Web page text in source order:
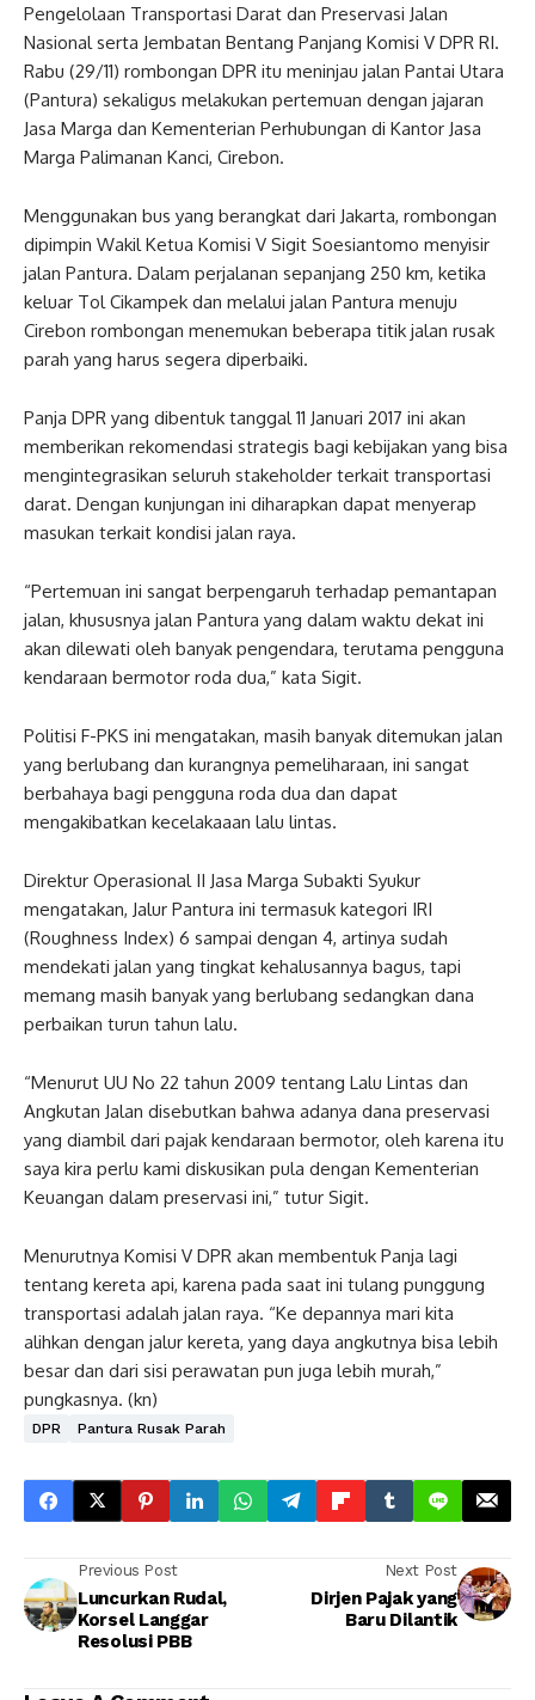
Pengelolaan Transportasi Darat dan Preservasi Jalan
Nasional serta Jembatan Bentang Panjang Komisi V DPR RI.
Rabu (29/11) rombongan DPR itu meninjau jalan Pantai Utara
(Pantura) sekaligus melakukan pertemuan dengan jajaran
Jasa Marga dan Kementerian Perhubungan di Kantor Jasa
Marga Palimanan Kanci, Cirebon.
Menggunakan bus yang berangkat dari Jakarta, rombongan
dipimpin Wakil Ketua Komisi V Sigit Soesiantomo menyisir
jalan Pantura. Dalam perjalanan sepanjang 250 km, ketika
keluar Tol Cikampek dan melalui jalan Pantura menuju
Cirebon rombongan menemukan beberapa titik jalan rusak
parah yang harus segera diperbaiki.
Panja DPR yang dibentuk tanggal 11 Januari 2017 ini akan
memberikan rekomendasi strategis bagi kebijakan yang bisa
mengintegrasikan seluruh stakeholder terkait transportasi
darat. Dengan kunjungan ini diharapkan dapat menyerap
masukan terkait kondisi jalan raya.
“Pertemuan ini sangat berpengaruh terhadap pemantapan
jalan, khususnya jalan Pantura yang dalam waktu dekat ini
akan dilewati oleh banyak pengendara, terutama pengguna
kendaraan bermotor roda dua,” kata Sigit.
Politisi F-PKS ini mengatakan, masih banyak ditemukan jalan
yang berlubang dan kurangnya pemeliharaan, ini sangat
berbahaya bagi pengguna roda dua dan dapat
mengakibatkan kecelakaaan lalu lintas.
Direktur Operasional II Jasa Marga Subakti Syukur
mengatakan, Jalur Pantura ini termasuk kategori IRI
(Roughness Index) 6 sampai dengan 4, artinya sudah
mendekati jalan yang tingkat kehalusannya bagus, tapi
memang masih banyak yang berlubang sedangkan dana
perbaikan turun tahun lalu.
“Menurut UU No 22 tahun 2009 tentang Lalu Lintas dan
Angkutan Jalan disebutkan bahwa adanya dana preservasi
yang diambil dari pajak kendaraan bermotor, oleh karena itu
saya kira perlu kami diskusikan pula dengan Kementerian
Keuangan dalam preservasi ini,” tutur Sigit.
Menurutnya Komisi V DPR akan membentuk Panja lagi
tentang kereta api, karena pada saat ini tulang punggung
transportasi adalah jalan raya. “Ke depannya mari kita
alihkan dengan jalur kereta, yang daya angkutnya bisa lebih
besar dan dari sisi perawatan pun juga lebih murah,”
pungkasnya. (kn)
DPR Pantura Rusak Parah
Previous Post
Luncurkan Rudal,
Korsel Langgar
Resolusi PBB
Next Post
Dirjen Pajak yang
Baru Dilantik